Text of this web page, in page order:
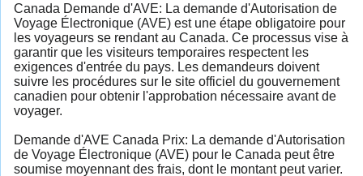
Canada Demande d'AVE: La demande d'Autorisation de
Voyage Électronique (AVE) est une étape obligatoire pour
les voyageurs se rendant au Canada. Ce processus vise à
garantir que les visiteurs temporaires respectent les
exigences d'entrée du pays. Les demandeurs doivent
suivre les procédures sur le site officiel du gouvernement
canadien pour obtenir l'approbation nécessaire avant de
voyager.
Demande d'AVE Canada Prix: La demande d'Autorisation
de Voyage Électronique (AVE) pour le Canada peut être
soumise moyennant des frais, dont le montant peut varier.